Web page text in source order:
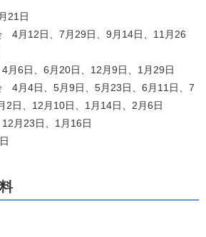
21日
4月12日、7月29日、9月14日、11月26
6日、6月20日、12月9日、1月29日
4月4日、5月9日、5月23日、6月11日、7
2日、12月10日、1月14日、2月6日
月23日、1月16日